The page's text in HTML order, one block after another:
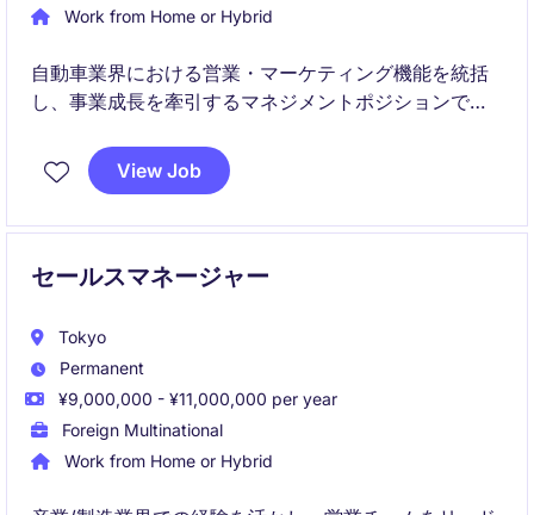
Work from Home or Hybrid
自動車業界における営業・マーケティング機能を統括
し、事業成長を牽引するマネジメントポジションで
進、顧客プロジェクト管理、組織強化を担っていただ
きます。
View Job
セールスマネージャー
Tokyo
Permanent
¥9,000,000 - ¥11,000,000 per year
Foreign Multinational
Work from Home or Hybrid